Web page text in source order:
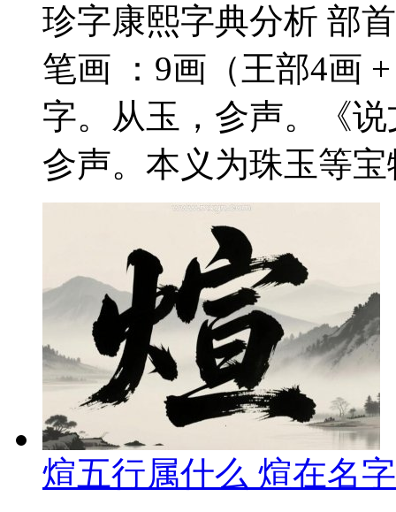
珍字康熙字典分析 部
笔画 ：9画（王部4画
字。从玉，㐱声。《
㐱声。本义为珠玉等
煊五行属什么 煊在名